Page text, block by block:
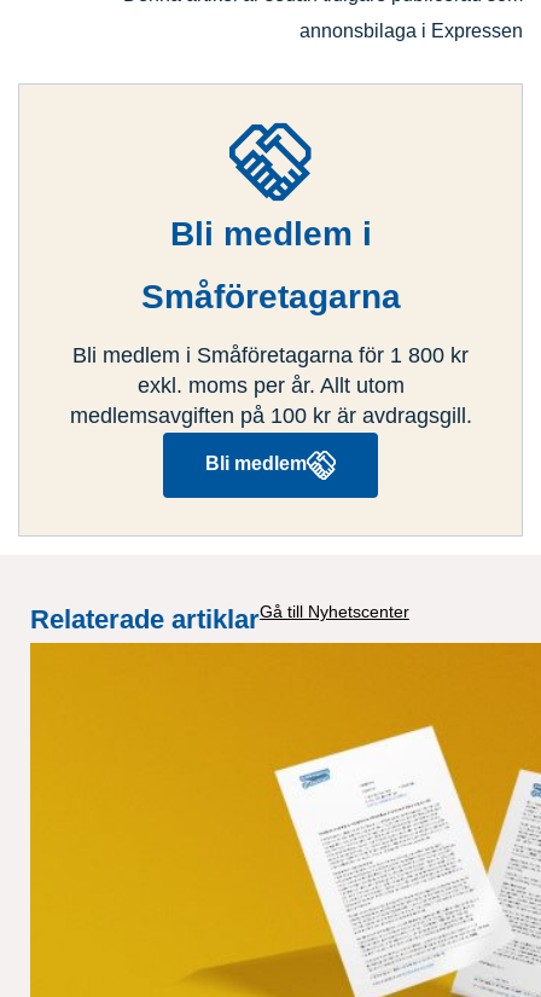
annonsbilaga i Expressen
Bli medlem i
Småföretagarna
Bli medlem i Småföretagarna för 1 800 kr
exkl. moms per år. Allt utom
medlemsavgiften på 100 kr är avdragsgill.
Bli medlem
Relaterade artiklarGå till Nyhetscenter